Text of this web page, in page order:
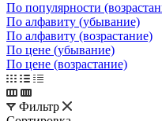
По популярности
По алфавиту (убывание)
По алфавиту (возрастание)
По цене (убывание)
По цене (возрастание)
Фильтр